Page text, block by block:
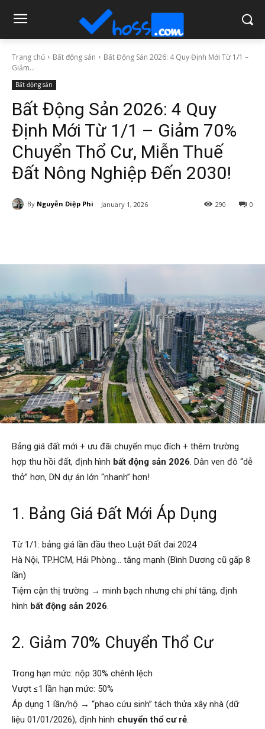
Trang chủ Bất động sản
Bất Động Sản 2026: 4 Quy Định Mới Từ 1/1 –
Giảm...
Bất động sản
Bất Động Sản 2026: 4 Quy
Định Mới Từ 1/1 – Giảm 70%
Chuyển Thổ Cư, Miễn Thuế
Đất Nông Nghiệp Đến 2030!
By Nguyễn Diệp Phi January 1, 2026 0
290
Bảng giá đất mới + ưu đãi chuyển mục đích + thêm trường
hợp thu hồi đất, định hình bất động sản 2026. Dân ven đô “dễ
thở” hơn, DN dự án lớn “nhanh” hơn!
1. Bảng Giá Đất Mới Áp Dụng
Từ 1/1: bảng giá lần đầu theo Luật Đất đai 2024
Hà Nội, TP.HCM, Hải Phòng… tăng mạnh (Bình Dương cũ gấp 8
lần)
Tiệm cận thị trường → minh bạch nhưng chi phí tăng, định
hình bất động sản 2026.
2. Giảm 70% Chuyển Thổ Cư
Trong hạn mức: nộp 30% chênh lệch
Vượt ≤1 lần hạn mức: 50%
Áp dụng 1 lần/hộ → “phao cứu sinh” tách thửa xây nhà (dữ
liệu 01/01/2026), định hình chuyển thổ cư rẻ.